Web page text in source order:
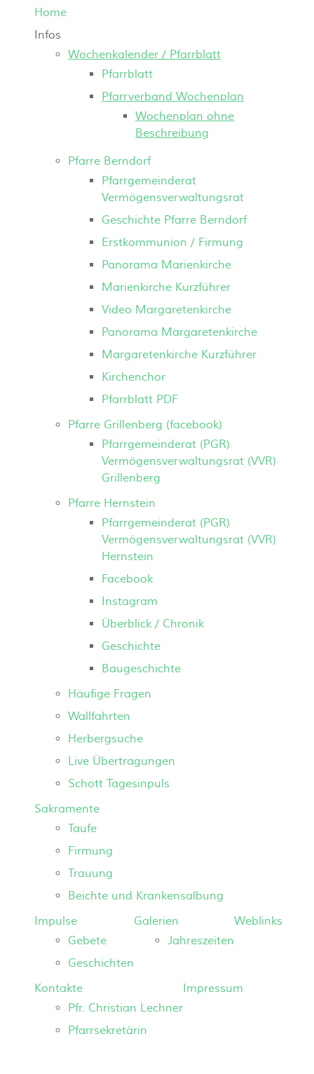
Home
Infos
Wochenkalender / Pfarrblatt
Pfarrblatt
Pfarrverband Wochenplan
Wochenplan ohne
Beschreibung
Pfarre Berndorf
Pfarrgemeinderat
Vermögensverwaltungsrat
Geschichte Pfarre Berndorf
Erstkommunion / Firmung
Panorama Marienkirche
Marienkirche Kurzführer
Video Margaretenkirche
Panorama Margaretenkirche
Margaretenkirche Kurzführer
Kirchenchor
Pfarrblatt PDF
Pfarre Grillenberg (facebook)
Pfarrgemeinderat (PGR)
Vermögensverwaltungsrat (VVR)
Grillenberg
Pfarre Hernstein
Pfarrgemeinderat (PGR)
Vermögensverwaltungsrat (VVR)
Hernstein
Facebook
Instagram
Überblick / Chronik
Geschichte
Baugeschichte
Häufige Fragen
Wallfahrten
Herbergsuche
Live Übertragungen
Schott Tagesinpuls
Sakramente
Taufe
Firmung
Trauung
Beichte und Krankensalbung
Impulse
Gebete
Geschichten
Galerien
Jahreszeiten
Weblinks
Kontakte
Pfr. Christian Lechner
Pfarrsekretärin
Impressum